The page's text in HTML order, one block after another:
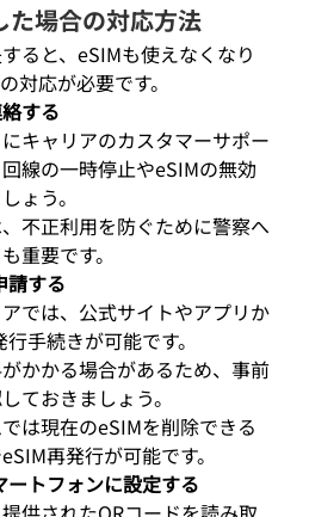
た場合の対応方法
ると、eSIMも使えなくなり
対応が必要です。
する
キャリアのカスタマーサポー
線の一時停止やeSIMの無効
ょう。
不正利用を防ぐために警察へ
重要です。
請する
では、公式サイトやアプリか
手続きが可能です。
かかる場合があるため、事前
ておきましょう。
は現在のeSIMを削除できる
再発行が可能です。
トフォンに設定する